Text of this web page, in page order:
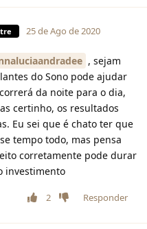
25 de Ago de 2020
, sejam
do Sono pode ajudar
da noite para o dia,
certinho, os resultados
Eu sei que é chato ter que
tempo todo, mas pensa
corretamente pode durar
investimento
2 Responder